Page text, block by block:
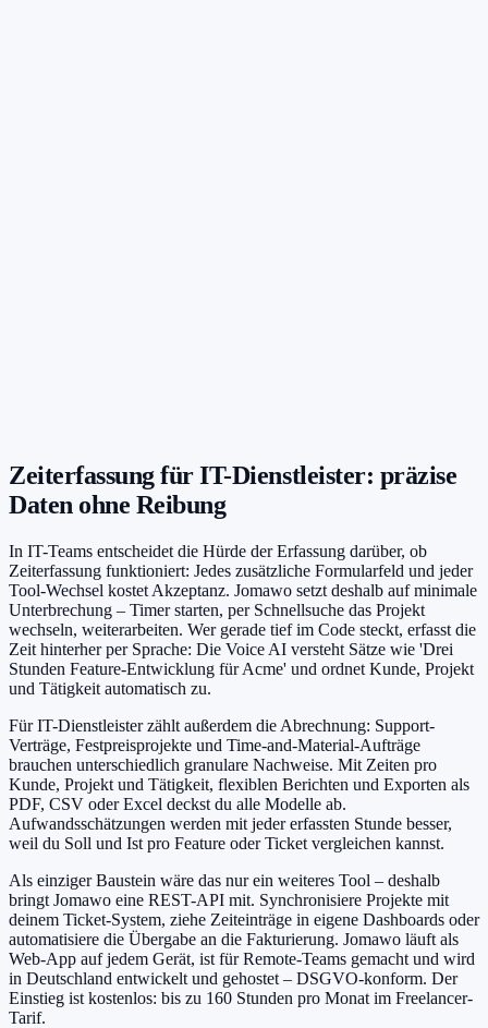
Zeiterfassung für IT-Dienstleister: präzise
Daten ohne Reibung
In IT-Teams entscheidet die Hürde der Erfassung darüber, ob
Zeiterfassung funktioniert: Jedes zusätzliche Formularfeld und jeder
Tool-Wechsel kostet Akzeptanz. Jomawo setzt deshalb auf minimale
Unterbrechung – Timer starten, per Schnellsuche das Projekt
wechseln, weiterarbeiten. Wer gerade tief im Code steckt, erfasst die
Zeit hinterher per Sprache: Die Voice AI versteht Sätze wie 'Drei
Stunden Feature-Entwicklung für Acme' und ordnet Kunde, Projekt
und Tätigkeit automatisch zu.
Für IT-Dienstleister zählt außerdem die Abrechnung: Support-
Verträge, Festpreisprojekte und Time-and-Material-Aufträge
brauchen unterschiedlich granulare Nachweise. Mit Zeiten pro
Kunde, Projekt und Tätigkeit, flexiblen Berichten und Exporten als
PDF, CSV oder Excel deckst du alle Modelle ab.
Aufwandsschätzungen werden mit jeder erfassten Stunde besser,
weil du Soll und Ist pro Feature oder Ticket vergleichen kannst.
Als einziger Baustein wäre das nur ein weiteres Tool – deshalb
bringt Jomawo eine REST-API mit. Synchronisiere Projekte mit
deinem Ticket-System, ziehe Zeiteinträge in eigene Dashboards oder
automatisiere die Übergabe an die Fakturierung. Jomawo läuft als
Web-App auf jedem Gerät, ist für Remote-Teams gemacht und wird
in Deutschland entwickelt und gehostet – DSGVO-konform. Der
Einstieg ist kostenlos: bis zu 160 Stunden pro Monat im Freelancer-
Tarif.